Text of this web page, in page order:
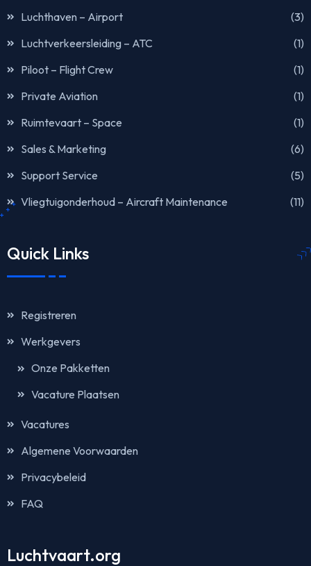
Luchthaven – Airport
(3)
Luchtverkeersleiding – ATC
(1)
Piloot – Flight Crew
(1)
Private Aviation
(1)
Ruimtevaart – Space
(1)
Sales & Marketing
(6)
Support Service
(5)
Vliegtuigonderhoud – Aircraft Maintenance
(11)
Quick Links
Registreren
Werkgevers
Onze Pakketten
Vacature Plaatsen
Vacatures
Algemene Voorwaarden
Privacybeleid
FAQ
Luchtvaart.org